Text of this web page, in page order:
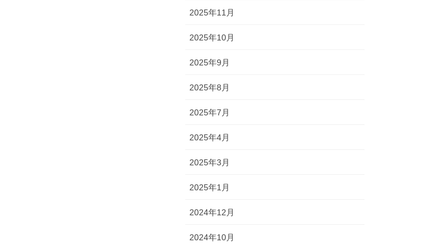
2025年11月
2025年10月
2025年9月
2025年8月
2025年7月
2025年4月
2025年3月
2025年1月
2024年12月
2024年10月